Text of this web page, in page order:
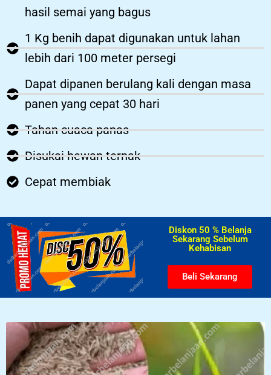
hasil semai yang bagus
1 Kg benih dapat digunakan untuk lahan
lebih dari 100 meter persegi
Dapat dipanen berulang kali dengan masa
panen yang cepat 30 hari
Tahan cuaca panas
Disukai hewan ternak
Cepat membiak
Diskon 50 % Belanja
Sekarang Sebelum
Kehabisan​
Beli Sekarang